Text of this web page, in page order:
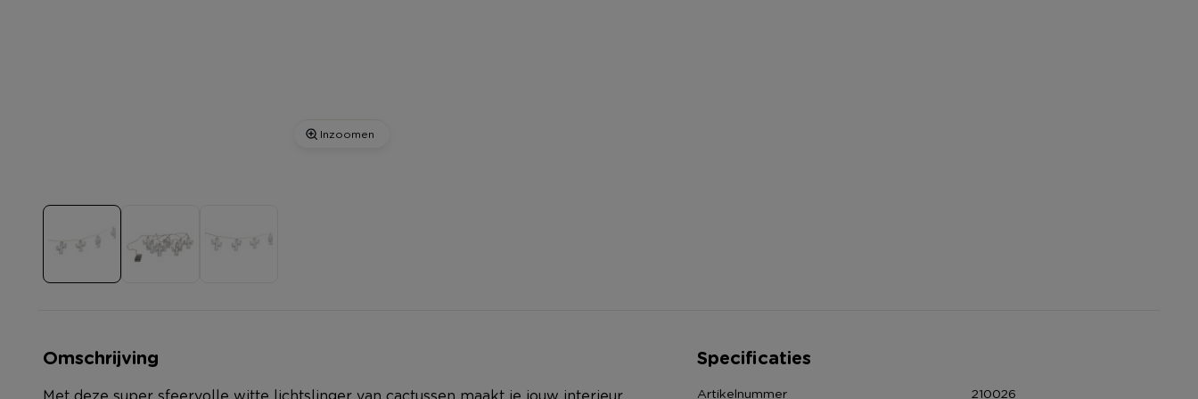
Inzoomen
Omschrijving
Met deze super sfeervolle witte lichtslinger van cactussen maakt je jouw interieur
Specificaties
Artikelnummer
210026